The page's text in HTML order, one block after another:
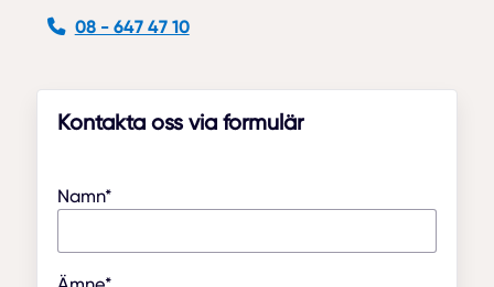
08 - 647 47 10
Kontakta oss via formulär
Namn*